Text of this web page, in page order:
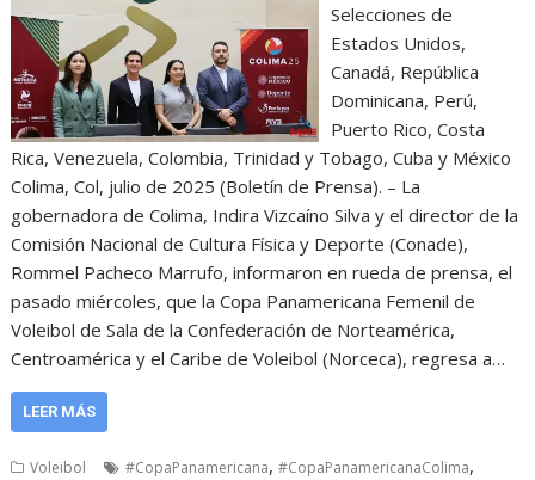
Selecciones de
Estados Unidos,
Canadá, República
Dominicana, Perú,
Puerto Rico, Costa
Rica, Venezuela, Colombia, Trinidad y Tobago, Cuba y México
Colima, Col, julio de 2025 (Boletín de Prensa). – La
gobernadora de Colima, Indira Vizcaíno Silva y el director de la
Comisión Nacional de Cultura Física y Deporte (Conade),
Rommel Pacheco Marrufo, informaron en rueda de prensa, el
pasado miércoles, que la Copa Panamericana Femenil de
Voleibol de Sala de la Confederación de Norteamérica,
Centroamérica y el Caribe de Voleibol (Norceca), regresa a…
LEER MÁS
Voleibol #CopaPanamericana,#CopaPanamericanaColima,